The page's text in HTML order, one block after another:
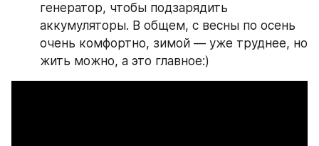
генератор, чтобы подзарядить
аккумуляторы. В общем, с весны по осень
очень комфортно, зимой — уже труднее, но
жить можно, а это главное:)